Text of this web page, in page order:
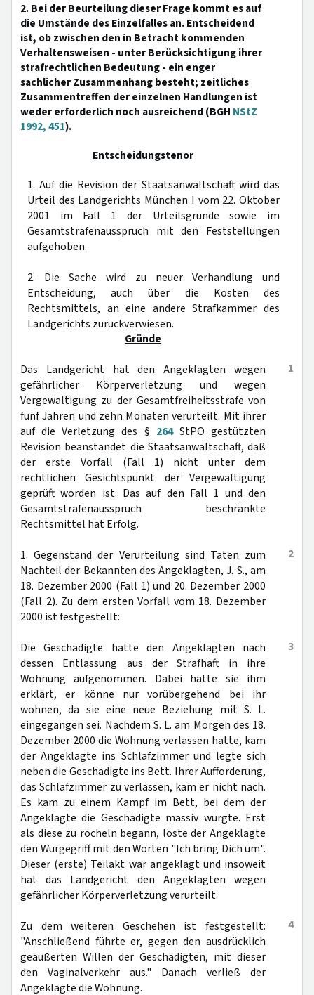
2. Bei der Beurteilung dieser Frage kommt es auf
die Umstände des Einzelfalles an. Entscheidend
ist, ob zwischen den in Betracht kommenden
Verhaltensweisen - unter Berücksichtigung ihrer
strafrechtlichen Bedeutung - ein enger
sachlicher Zusammenhang besteht; zeitliches
Zusammentreffen der einzelnen Handlungen ist
weder erforderlich noch ausreichend (BGH NStZ
1992, 451).
Entscheidungstenor
1. Auf die Revision der Staatsanwaltschaft wird das
Urteil des Landgerichts München I vom 22. Oktober
2001 im Fall 1 der Urteilsgründe sowie im
Gesamtstrafenausspruch mit den Feststellungen
aufgehoben.
2. Die Sache wird zu neuer Verhandlung und
Entscheidung, auch über die Kosten des
Rechtsmittels, an eine andere Strafkammer des
Landgerichts zurückverwiesen.
Gründe
1
Das Landgericht hat den Angeklagten wegen
gefährlicher Körperverletzung und wegen
Vergewaltigung zu der Gesamtfreiheitsstrafe von
fünf Jahren und zehn Monaten verurteilt. Mit ihrer
auf die Verletzung des § 264StPO gestützten
Revision beanstandet die Staatsanwaltschaft, daß
der erste Vorfall (Fall 1) nicht unter dem
rechtlichen Gesichtspunkt der Vergewaltigung
geprüft worden ist. Das auf den Fall 1 und den
Gesamtstrafenausspruch beschränkte
Rechtsmittel hat Erfolg.
2
1. Gegenstand der Verurteilung sind Taten zum
Nachteil der Bekannten des Angeklagten, J. S., am
18. Dezember 2000 (Fall 1) und 20. Dezember 2000
(Fall 2). Zu dem ersten Vorfall vom 18. Dezember
2000 ist festgestellt:
3
Die Geschädigte hatte den Angeklagten nach
dessen Entlassung aus der Strafhaft in ihre
Wohnung aufgenommen. Dabei hatte sie ihm
erklärt, er könne nur vorübergehend bei ihr
wohnen, da sie eine neue Beziehung mit S. L.
eingegangen sei. Nachdem S. L. am Morgen des 18.
Dezember 2000 die Wohnung verlassen hatte, kam
der Angeklagte ins Schlafzimmer und legte sich
neben die Geschädigte ins Bett. Ihrer Aufforderung,
das Schlafzimmer zu verlassen, kam er nicht nach.
Es kam zu einem Kampf im Bett, bei dem der
Angeklagte die Geschädigte massiv würgte. Erst
als diese zu röcheln begann, löste der Angeklagte
den Würgegriff mit den Worten "Ich bring Dich um".
Dieser (erste) Teilakt war angeklagt und insoweit
hat das Landgericht den Angeklagten wegen
gefährlicher Körperverletzung verurteilt.
4
Zu dem weiteren Geschehen ist festgestellt:
"Anschließend führte er, gegen den ausdrücklich
geäußerten Willen der Geschädigten, mit dieser
den Vaginalverkehr aus." Danach verließ der
Angeklagte die Wohnung.